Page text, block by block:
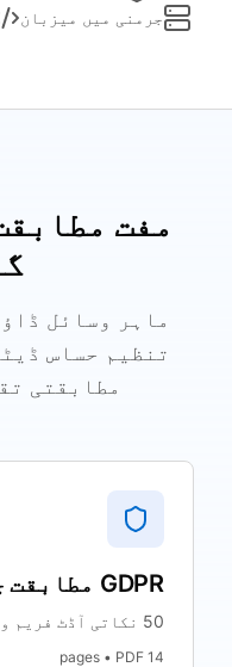
جرمنی میں میزبان
مفت
ماہر وسائل
تنظیم حساس
مطابقتی
GDPR مطابقت چیک لسٹ
50 نکاتی آڈٹ فریم ورک
14